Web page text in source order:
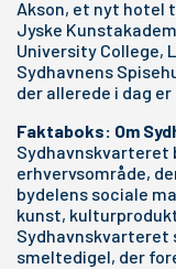
Akson, et nyt hotel
Jyske
University College,
Sydhavnens
der allerede i dag
Faktaboks: Om
erhvervsområde,
bydelens sociale
kunst,
Sydhavnskvarteret
smeltedigel, der